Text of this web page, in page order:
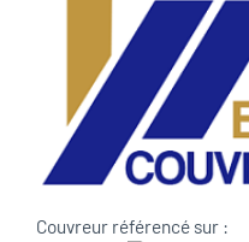
Couvreur référencé sur :